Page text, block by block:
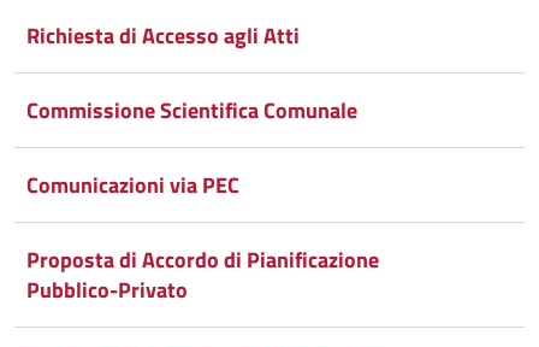
Facebook
su
Twitter
Condividi
su
Plus
Condividi
Whatsapp
Richiesta di Accesso agli Atti
Commissione Scientifica Comunale
Comunicazioni via PEC
Proposta di Accordo di Pianificazione
Pubblico-Privato